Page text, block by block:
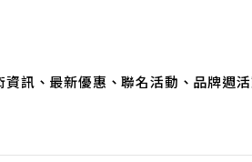
訊、最新優惠、聯名活動、品牌週活